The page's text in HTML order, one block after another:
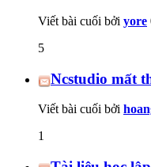
Viết bài cuối bởi yore
5
Ncstudio mất
Viết bài cuối bởi
1